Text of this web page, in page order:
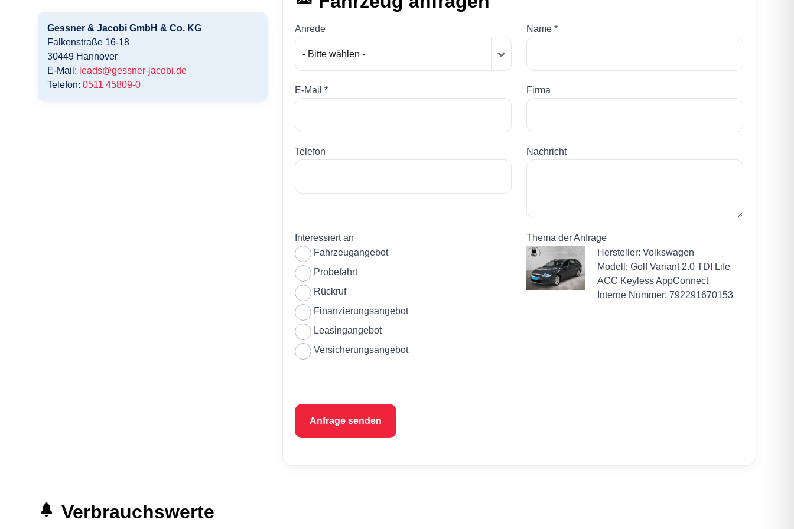
Gessner & Jacobi GmbH & Co. KG
Falkenstraße 16-18
30449 Hannover
E-Mail: leads@gessner-jacobi.de
Telefon: 0511 45809-0
Anrede
- Bitte wählen -
Name *
E-Mail * Firma
Telefon Nachricht
Interessiert an
Fahrzeugangebot
Probefahrt
Rückruf
Finanzierungsangebot
Leasingangebot
Versicherungsangebot
Thema der Anfrage
Hersteller: Volkswagen
Modell: Golf Variant 2.0 TDI Life
ACC Keyless AppConnect
Interne Nummer: 792291670153
Anfrage senden
Verbrauchswerte